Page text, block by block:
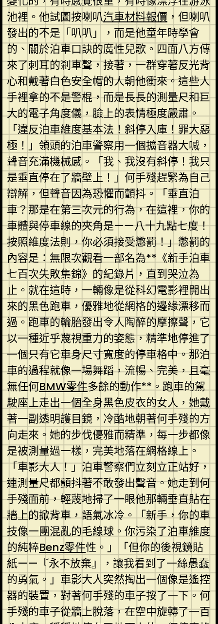
池裡。他試圖按喇叭汽車材料報價 ，但喇叭
發出的不是「叭叭」，而是他童年時學會
的、關於泊車口訣的魔性兒歌。四面八方傳
來了刺耳的剎車聲，接著，一群穿著反光背
心和戴著白色安全帽的人朝他衝來。這些人
手裡拿的不是警棍，而是長長的測量尺和巨
大的電子角度儀，臉上的表情極度嚴肅。
「違反泊車維度基本法！斜停入庫！罪大惡
極！」領頭的泊車警察用一個擴音器大喊，
聲音充滿機械感。「我、我沒有斜停！我只
是垂直停在了牆壁上！」何手殘趕緊為自己
辯解，但聲音因為恐懼而顫抖。「垂直泊
車？那是在第三次元的行為，在這裡，你的
車體與停車線的夾角是——八十九點七度！
按照維度法則，你必須接受懲罰！」懲罰的
內容是：無限次觀看一部名為**《新手泊車
七百次失敗集錦》的紀錄片，直到哭泣為
止。就在這時，一輛像是從科幻電影裡開出
來的黑色跑車，優雅地從網格的邊緣漂移而
過。跑車的輪胎發出令人陶醉的摩擦聲，它
以一種近乎蔑視重力的姿態，精準地停進了
一個只有它車身尺寸寬度的停車格中。那泊
車的過程就像一場舞蹈，流暢、完美，且毫
無任何BMW零件多餘的動作**。跑車的駕
駛座上走出一個全身黑色皮衣的女人，她戴
著一副透明護目鏡，冷酷地朝著何手殘的方
向走來。她的步伐優雅而精準，每一步都像
是被測量過一樣，完美地落在網格線上。
「車影大人！」泊車警察們立刻立正站好，
連測量尺都顫抖著不敢發出聲音。她走到何
手殘面前，輕蔑地掃了一眼他那輛垂直貼在
牆上的掀背車，語氣冰冷。「新手，你的車
技像一團混亂的毛線球。你污染了泊車維度
的純粹Benz零件性。」「但你的後視鏡貼
紙——『永不放棄』，讓我看到了一絲愚蠢
的勇氣。」車影大人突然掏出一個像是遙控
器的裝置，對著何手殘的車子按了一下。何
手殘的車子從牆上脫落，在空中旋轉了一百